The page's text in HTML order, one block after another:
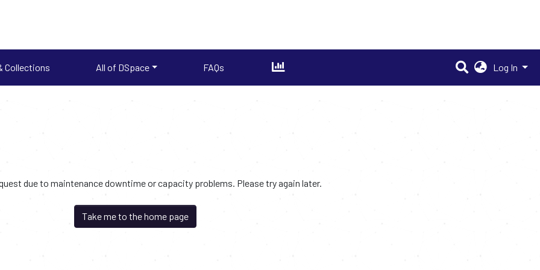
Collections All of DSpace FAQs Log In
due to maintenance downtime or capacity problems. Please try again later.
Take me to the home page